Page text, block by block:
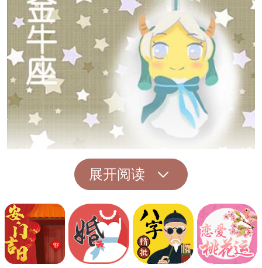
除了传统的象征意义外，梦见两条鱼溜走还
可能与个人的现实生活有关。比如，在工作
中遇到了挫折或失败，家庭中发生了矛盾或
离别等，这些都可能在梦境中表现为鱼溜走
的意象。
展开阅读